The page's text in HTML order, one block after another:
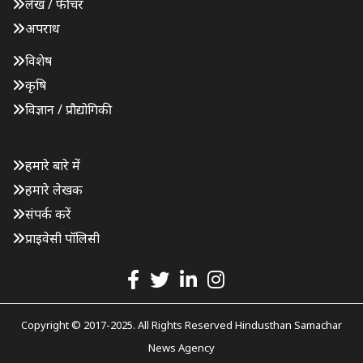
लेख / फीचर
अपराध
विशेष
कृषि
विज्ञान / प्रौद्योगिकी
हमारे बारे में
हमारे लेखक
संपर्क करें
प्राइवेसी पॉलिसी
Copyright © 2017-2025. All Rights Reserved Hindusthan Samachar
News Agency